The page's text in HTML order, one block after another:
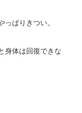
っぱりきつい。
身体は回復できな